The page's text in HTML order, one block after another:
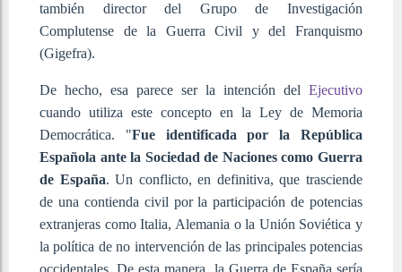
también director del Grupo de Investigación
Complutense de la Guerra Civil y del Franquismo
(Gigefra).
De hecho, esa parece ser la intención del Ejecutivo
cuando utiliza este concepto en la Ley de Memoria
Democrática. "Fue identificada por la República
Española ante la Sociedad de Naciones como Guerra
de España. Un conflicto, en definitiva, que trasciende
de una contienda civil por la participación de potencias
extranjeras como Italia, Alemania o la Unión Soviética y
la política de no intervención de las principales potencias